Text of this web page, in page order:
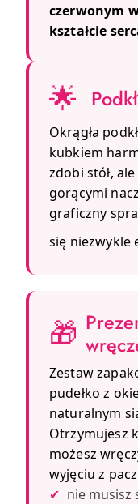
czerwonym
kształcie
🌟
Okrągła
kubkiem
zdobi stół,
gorącymi
graficzny
się niezwykle
🎁
Zestaw
pudełko z
naturalnym
Otrzymujesz
możesz
wyjęciu z
✔ nie musisz